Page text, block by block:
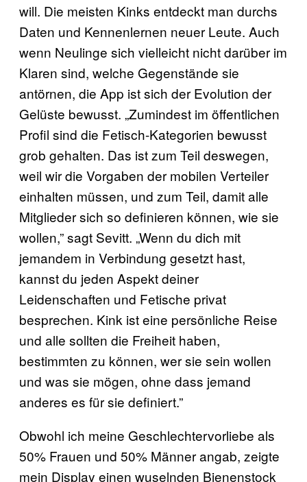
will. Die meisten Kinks entdeckt man durchs
Daten und Kennenlernen neuer Leute. Auch
wenn Neulinge sich vielleicht nicht darüber im
Klaren sind, welche Gegenstände sie
antörnen, die App ist sich der Evolution der
Gelüste bewusst. „Zumindest im öffentlichen
Profil sind die Fetisch-Kategorien bewusst
grob gehalten. Das ist zum Teil deswegen,
weil wir die Vorgaben der mobilen Verteiler
einhalten müssen, und zum Teil, damit alle
Mitglieder sich so definieren können, wie sie
wollen,” sagt Sevitt. „Wenn du dich mit
jemandem in Verbindung gesetzt hast,
kannst du jeden Aspekt deiner
Leidenschaften und Fetische privat
besprechen. Kink ist eine persönliche Reise
und alle sollten die Freiheit haben,
bestimmten zu können, wer sie sein wollen
und was sie mögen, ohne dass jemand
anderes es für sie definiert.”
Obwohl ich meine Geschlechtervorliebe als
50% Frauen und 50% Männer angab, zeigte
mein Display einen wuselnden Bienenstock